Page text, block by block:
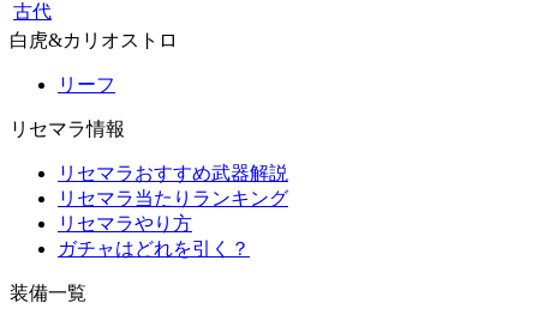
古代
白虎&カリオストロ
リーフ
リセマラ情報
リセマラおすすめ武器解説
リセマラ当たりランキング
リセマラやり方
ガチャはどれを引く？
装備一覧